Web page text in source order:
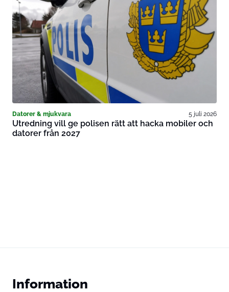
Datorer & mjukvara 5 juli 2026
Utredning vill ge polisen rätt att hacka mobiler och
datorer från 2027
Information